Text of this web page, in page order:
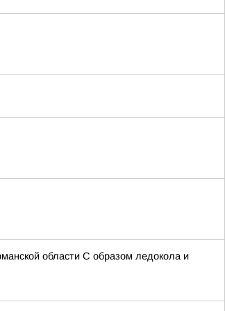
области С образом ледокола и